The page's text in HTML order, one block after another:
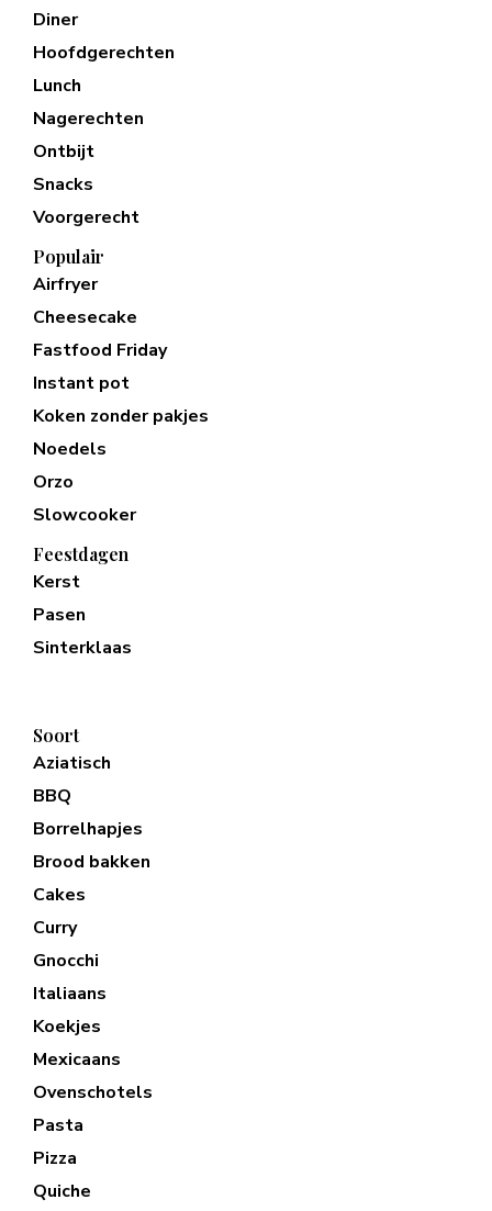
Diner
Hoofdgerechten
Lunch
Nagerechten
Ontbijt
Snacks
Voorgerecht
Populair
Airfryer
Cheesecake
Fastfood Friday
Instant pot
Koken zonder pakjes
Noedels
Orzo
Slowcooker
Feestdagen
Kerst
Pasen
Sinterklaas
Soort
Aziatisch
BBQ
Borrelhapjes
Brood bakken
Cakes
Curry
Gnocchi
Italiaans
Koekjes
Mexicaans
Ovenschotels
Pasta
Pizza
Quiche